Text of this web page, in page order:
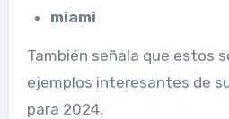
miami
También señala que estos
ejemplos interesantes de
para 2024.